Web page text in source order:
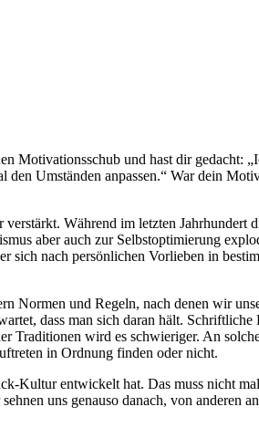
Motivationsschub und hast dir gedacht:
Umständen anpassen.“ War dein
Während im letzten Jahrhundert
aber auch zur Selbstoptimierung
sich nach persönlichen Vorlieben in
Normen und Regeln, nach denen wir
dass man sich daran hält.
Traditionen wird es schwieriger. An
in Ordnung finden oder nicht.
Kultur entwickelt hat. Das muss nicht
uns genauso danach, von anderen